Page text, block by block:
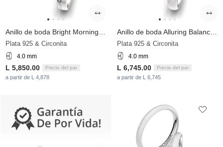
Plata 925 & Circonita
4.0 mm
L 5,850.00 Precio del par
a partir de L 4,878
Plata 925 & Circonita
4.0 mm
L 6,745.00 Precio del par
a partir de L 6,745